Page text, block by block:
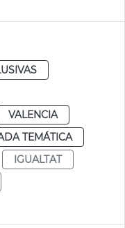
VALENCIA
TEMÁTICA
IGUALTAT